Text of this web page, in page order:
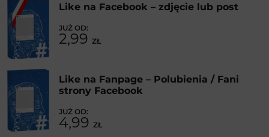
Like na Facebook – zdjęcie lub post
2,99 ZŁ
Like na Fanpage – Polubienia / Fani
strony Facebook
4,99 ZŁ